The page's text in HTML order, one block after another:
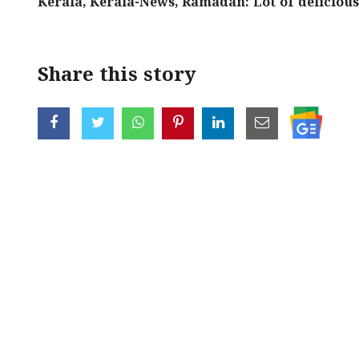
Share this story